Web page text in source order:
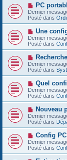
s
a
g
e
e
a
u
m
e
s
s
a
g
e
N
o
u
v
e
a
u
m
e
s
a
g
e
PC
Dernier
Posté dans
N
o
u
v
e
a
u
m
e
s
s
a
g
e
Une
Dernier
Posté dans
N
o
u
v
a
u
m
e
s
a
g
e
Dernier
Posté dans
N
o
u
v
e
a
u
m
e
s
s
a
g
e
Quel
Dernier
Posté dans
N
o
u
v
a
u
m
e
Nouveau
Dernier
Posté dans
N
o
u
v
e
Config
Dernier
Posté dans